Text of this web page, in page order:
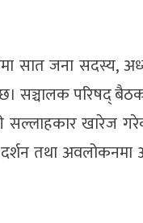
सात जना सदस्य,
छ। सञ्चालक परिषद्
सल्लाहकार खारेज
तथा अवलोकनमा